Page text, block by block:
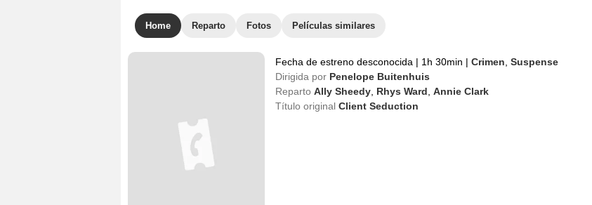
Home Reparto Fotos Películas similares
Fecha de estreno desconocida | 1h 30min | Crimen Suspense
Dirigida por Penelope Buitenhuis
Reparto Ally Sheedy Rhys Ward Annie Clark
Título original Client Seduction